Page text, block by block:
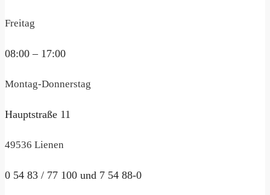
Freitag
08:00 – 17:00
Montag-Donnerstag
Hauptstraße 11
49536 Lienen
0 54 83 / 77 100 und 7 54 88-0